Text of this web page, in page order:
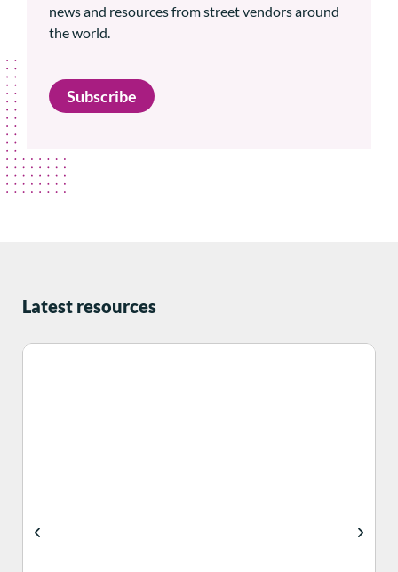
news and resources from street vendors around
the world.
Subscribe
Latest resources